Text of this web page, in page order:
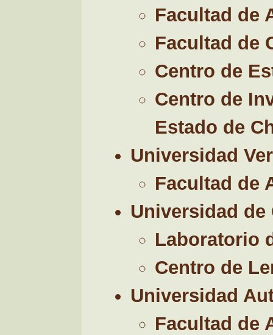
Facultad de
Facultad de
Centro de
Centro de
Estado de
Universidad
Facultad de
Universidad de
Laboratorio
Centro de
Universidad
Facultad de